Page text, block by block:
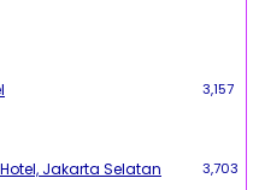
3,157
Jakarta Selatan 3,703